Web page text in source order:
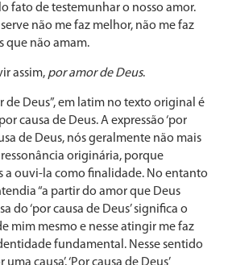
fato de testemunhar o nosso amor.
não me faz melhor, não me faz
que não amam.
assim, por amor de Deus.
de Deus”, em latim no texto original é
causa de Deus. A expressão ‘por
de Deus, nós geralmente não mais
originária, porque
a ouvi-la como finalidade. No entanto
“a partir do amor que Deus
do ‘por causa de Deus’ significa o
mim mesmo e nesse atingir me faz
fundamental. Nesse sentido
causa’. ‘Por causa de Deus’